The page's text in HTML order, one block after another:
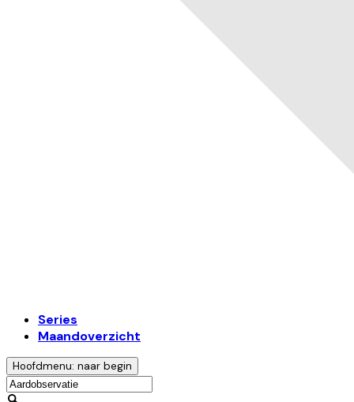
Series
Maandoverzicht
Hoofdmenu: naar begin